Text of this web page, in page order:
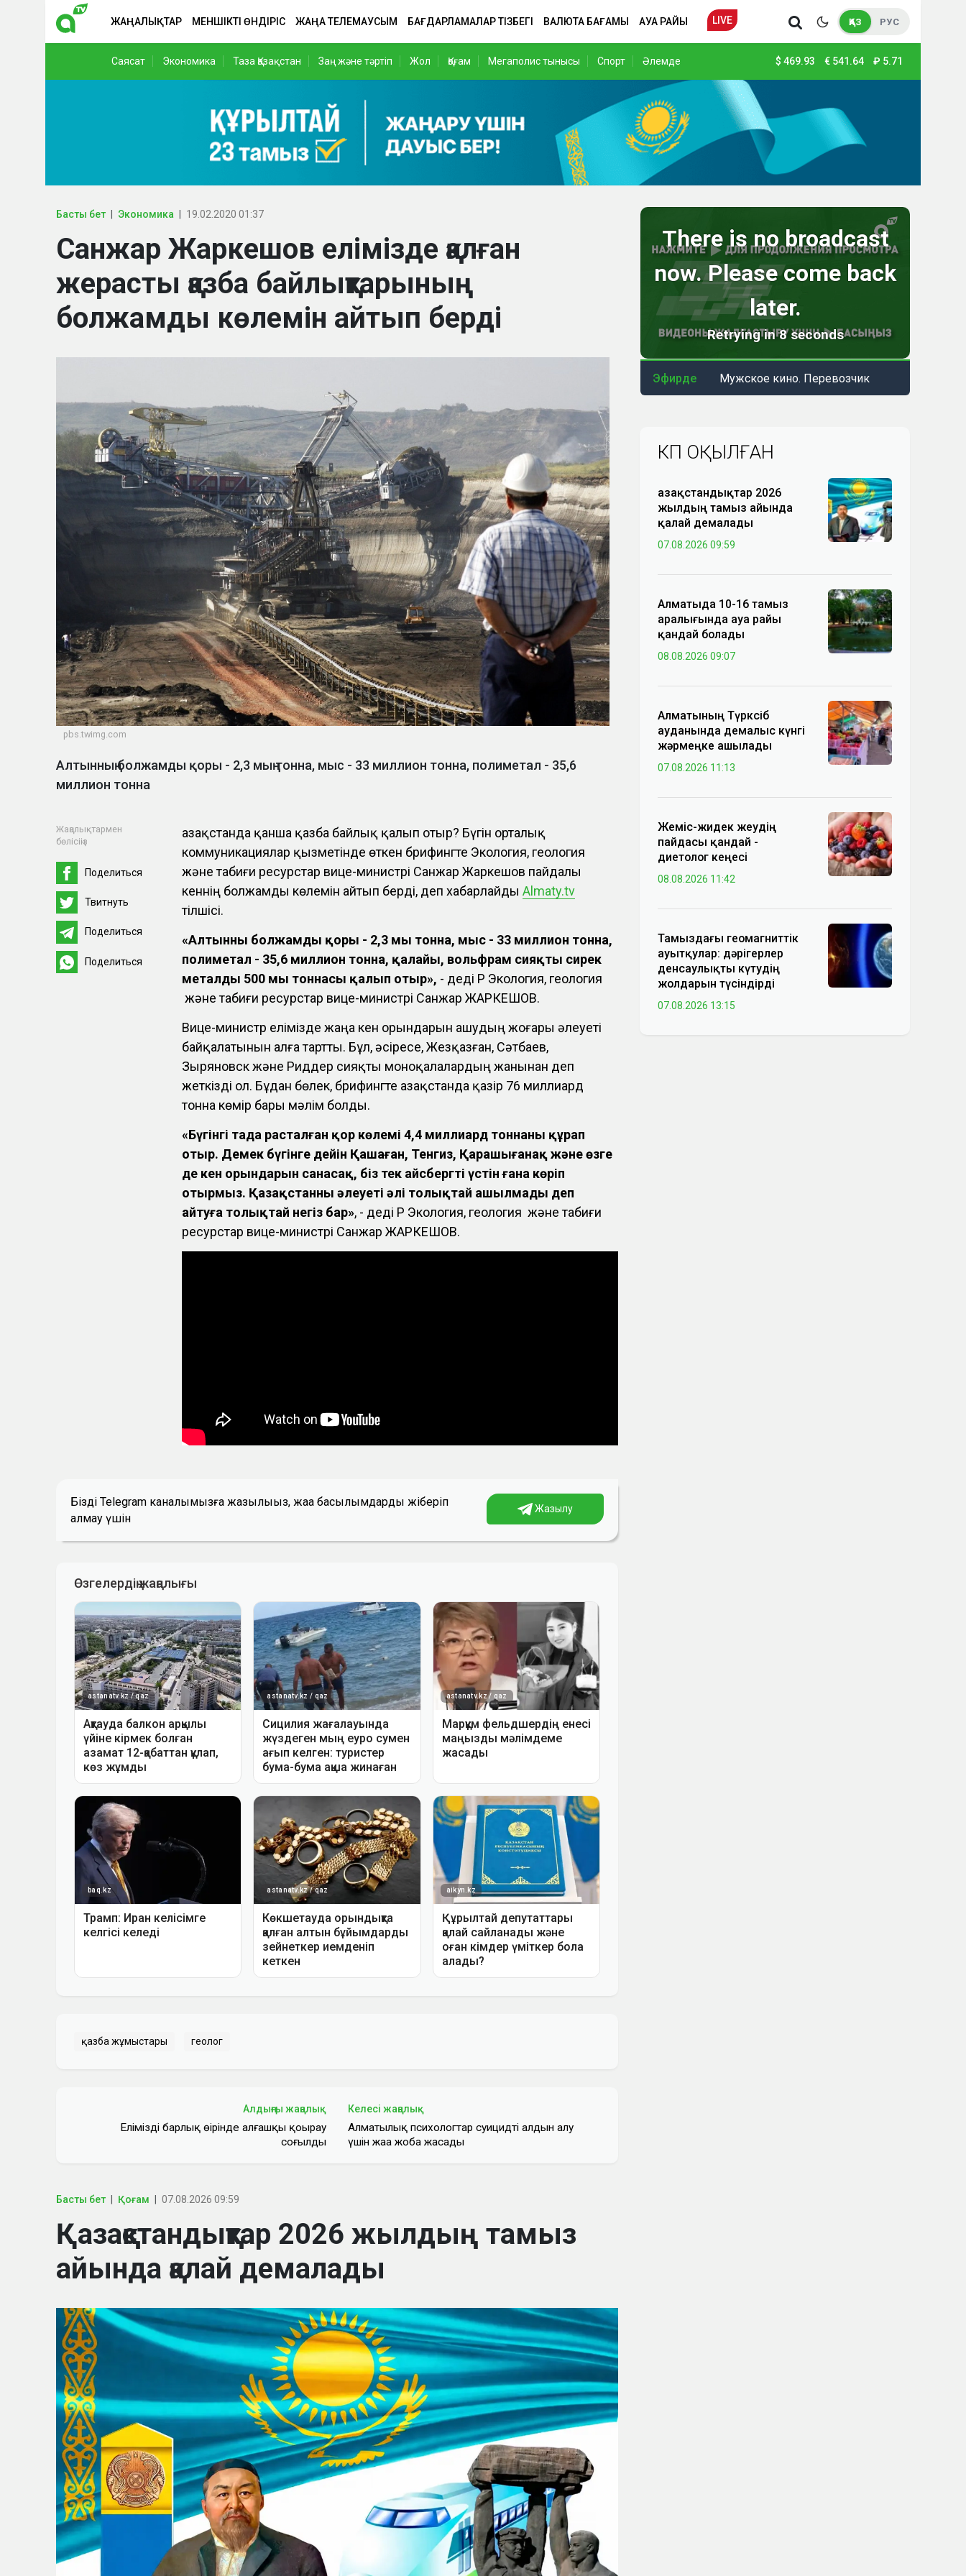
ЖАҢАЛЫҚТАР МЕНШІКТІ ӨНДІРІС ЖАҢА ТЕЛЕМАУСЫМ БАҒДАРЛАМАЛАР ТІЗБЕГІ ВАЛЮТА БАҒАМЫ АУА РАЙЫ LIVE ҚАЗ РУС
Саясат Экономика Таза Қазақстан Заң және тәртіп Жол Қоғам Мегаполис тынысы Спорт Әлемде $ 469.93 € 541.64 ₽ 5.71
Басты бет Экономика 19.02.2020 01:37
Санжар Жаркешов елімізде қалған
жерасты қазба байлықтарының
болжамды көлемін айтып берді
pbs.twimg.com
Алтынның болжамды қоры - 2,3 мың тонна, мыс - 33 миллион тонна, полиметал - 35,6
миллион тонна
Жаңалықтармен
бөлісіңіз
Поделиться
Твитнуть
Поделиться
Поделиться
Қазақстанда қанша қазба байлық қалып отыр? Бүгін орталық
коммуникациялар қызметінде өткен брифингте Экология, геология
және табиғи ресурстар вице-министрі Санжар Жаркешов пайдалы
кеннің болжамды көлемін айтып берді, деп хабарлайдыAlmaty.tv
тілшісі.
«Алтынның болжамды қоры - 2,3 мың тонна, мыс - 33 миллион тонна,
полиметал - 35,6 миллион тонна, қалайы, вольфрам сияқты сирек
металдың 500 мың тоннасы қалып отыр», - деді ҚР Экология, геология
және табиғи ресурстар вице-министрі Санжар ЖАРКЕШОВ.
Вице-министр елімізде жаңа кен орындарын ашудың жоғары әлеуеті
байқалатынын алға тартты. Бұл, әсіресе, Жезқазған, Сәтбаев,
Зыряновск және Риддер сияқты моноқалалардың жанынан деп
жеткізді ол. Бұдан бөлек, брифингте Қазақстанда қазір 76 миллиард
тонна көмір бары мәлім болды.
«Бүгінгі таңда расталған қор көлемі 4,4 миллиард тоннаны құрап
отыр. Демек бүгінге дейін Қашаған, Тенгиз, Қарашығанақ және өзге
де кен орындарын санасақ, біз тек айсбергтің үстін ғана көріп
отырмыз. Қазақстанның әлеуеті әлі толықтай ашылмады деп
айтуға толықтай негіз бар», - деді ҚР Экология, геология және табиғи
ресурстар вице-министрі Санжар ЖАРКЕШОВ.
Біздің Telegram каналымызға жазылыңыз, жаңа басылымдарды жіберіп
алмау үшін
Жазылу
қазба жұмыстары геолог
Алдыңғы жаңалық
Еліміздің барлық өңірінде алғашқы қоңырау
соғылды
Келесі жаңалық
Алматылық психологтар суицидтің алдын алу
үшін жаңа жоба жасады
Басты бет Қоғам 07.08.2026 09:59
Қазақстандықтар 2026 жылдың тамыз
айында қалай демалады
Эфирде Мужское кино. Перевозчик
КӨП ОҚЫЛҒАН
Қазақстандықтар 2026
жылдың тамыз айында
қалай демалады
07.08.2026 09:59
Алматыда 10-16 тамыз
аралығында ауа райы
қандай болады
08.08.2026 09:07
Алматының Түрксіб
ауданында демалыс күнгі
жәрмеңке ашылады
07.08.2026 11:13
Жеміс-жидек жеудің
пайдасы қандай -
диетолог кеңесі
08.08.2026 11:42
Тамыздағы геомагниттік
ауытқулар: дәрігерлер
денсаулықты күтудің
жолдарын түсіндірді
07.08.2026 13:15